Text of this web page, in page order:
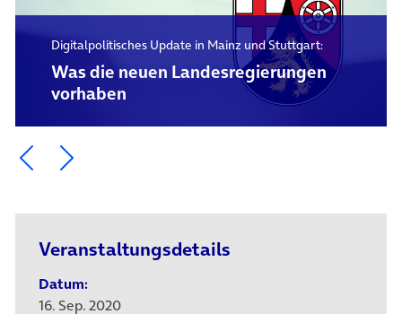
Digitalpolitisches Update in Mainz und Stuttgart:
Was die neuen Landesregierungen
vorhaben
Ein Element zurück blättern
Ein Element weiter blättern
Veranstaltungsdetails
Datum:
16. Sep. 2020